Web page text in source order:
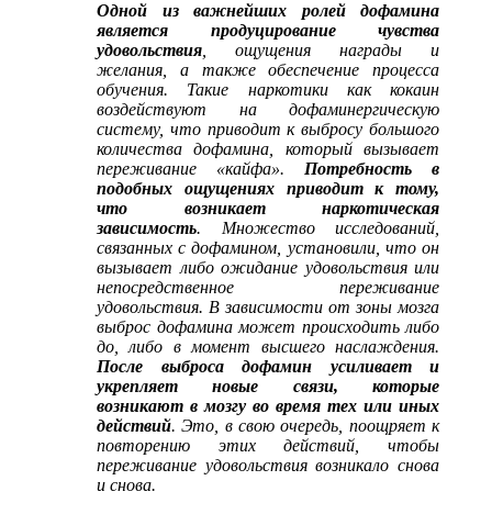
Одной из важнейших ролей дофамина
является продуцирование чувства
удовольствия , ощущения награды и
желания, а также обеспечение процесса
обучения. Такие наркотики как кокаин
воздействуют на дофаминергическую
систему, что приводит к выбросу большого
количества дофамина, который вызывает
переживание «кайфа». Потребность в
подобных ощущениях приводит к тому,
что возникает наркотическая
зависимость. Множество исследований,
связанных с дофамином, установили, что он
вызывает либо ожидание удовольствия или
непосредственное переживание
удовольствия. В зависимости от зоны мозга
выброс дофамина может происходить либо
до, либо в момент высшего наслаждения.
После выброса дофамин усиливает и
укрепляет новые связи, которые
возникают в мозгу во время тех или иных
действий. Это, в свою очередь, поощряет к
повторению этих действий, чтобы
переживание удовольствия возникало снова
и снова.